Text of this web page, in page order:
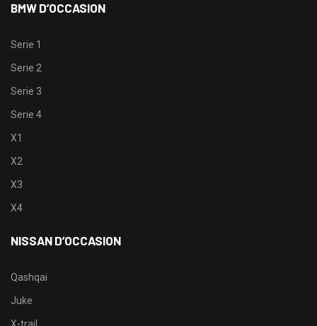
BMW D’OCCASION
Serie 1
Serie 2
Serie 3
Serie 4
X1
X2
X3
X4
NISSAN D’OCCASION
Qashqai
Juke